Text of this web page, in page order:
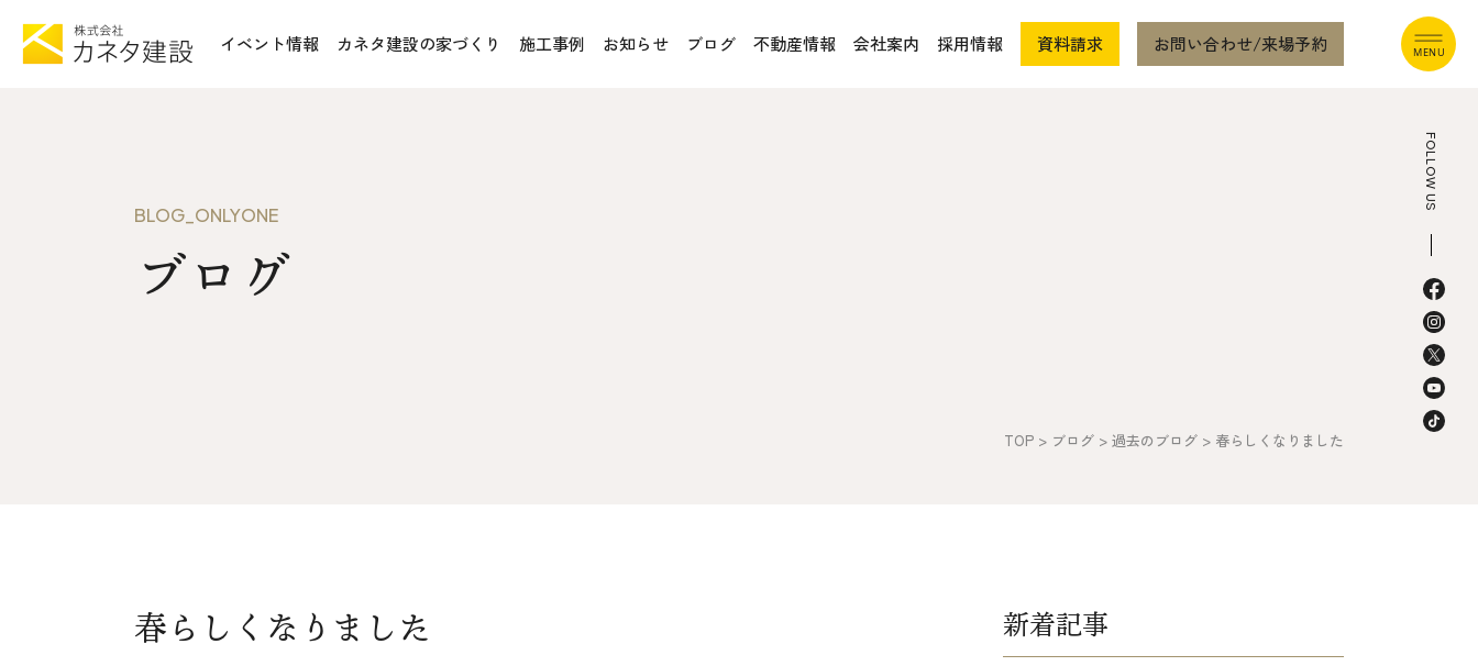
カネタ建設の家づくり
Liie (エルイーエ)
Liieが大切にする10のこと
ブログ
上越店
イベント情報 カネタ建設の家づくり 施工事例 お知らせ ブログ 不動産情報 会社案内 採用情報 資料請求 お問い合わせ/来場予約
FOLLOW US
BLOG_ONLYONE
ブログ
TOP > ブログ > 過去のブログ > 春らしくなりました
春らしくなりました 新着記事